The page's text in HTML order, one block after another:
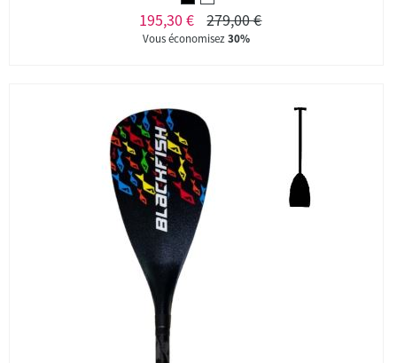
195,30 € 279,00 €
Vous économisez30%